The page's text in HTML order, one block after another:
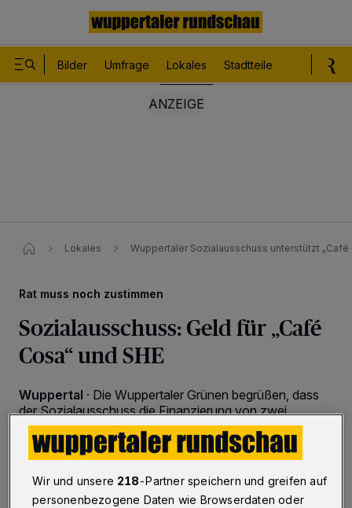
Bilder Umfrage Lokales Stadtteile
Lokales Wuppertaler Sozialausschuss unterstützt „Café
Rat muss noch zustimmen
Sozialausschuss: Geld für „Café
Cosa“ und SHE
Wuppertal · Die Wuppertaler Grünen begrüßen, dass
der Sozialausschuss die Finanzierung von zwei
Projekten beschlossen hat – die des „Café Cosa“ der
Suchthilfe Wuppertal im Wupperpark Ost und „SHE –
Soziale Hilfe erleben“, das von der Diakonie und vom
Verein „Alpha“ durchgeführt wird. Beide haben nun bis
Ende 2025 eine Perspektive.
Wir und unsere 218-Partner speichern und greifen auf
personenbezogene Daten wie Browserdaten oder